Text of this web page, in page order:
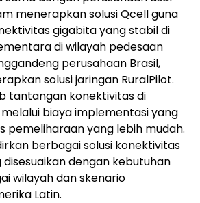
menerapkan solusi Qcell guna
gigabita yang stabil di
di wilayah pedesaan
perusahaan Brasil,
solusi jaringan RuralPilot.
tantangan konektivitas di
biaya implementasi yang
pemeliharaan yang lebih mudah.
berbagai solusi konektivitas
dengan kebutuhan
wilayah dan skenario
Latin.